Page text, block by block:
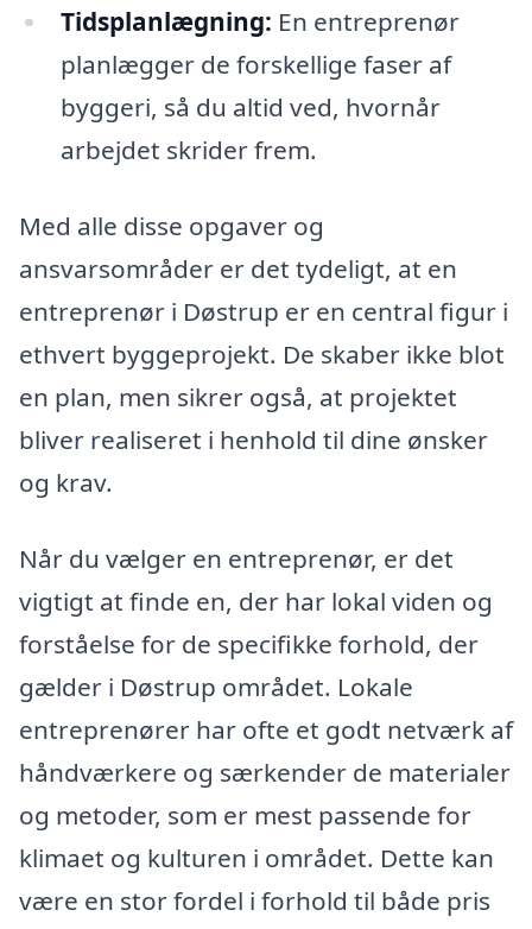
Tidsplanlægning: En entreprenør
planlægger de forskellige faser af
byggeri, så du altid ved, hvornår
arbejdet skrider frem.
Med alle disse opgaver og
ansvarsområder er det tydeligt, at en
entreprenør i Døstrup er en central figur i
ethvert byggeprojekt. De skaber ikke blot
en plan, men sikrer også, at projektet
bliver realiseret i henhold til dine ønsker
og krav.
Når du vælger en entreprenør, er det
vigtigt at finde en, der har lokal viden og
forståelse for de specifikke forhold, der
gælder i Døstrup området. Lokale
entreprenører har ofte et godt netværk af
håndværkere og særkender de materialer
og metoder, som er mest passende for
klimaet og kulturen i området. Dette kan
være en stor fordel i forhold til både pris